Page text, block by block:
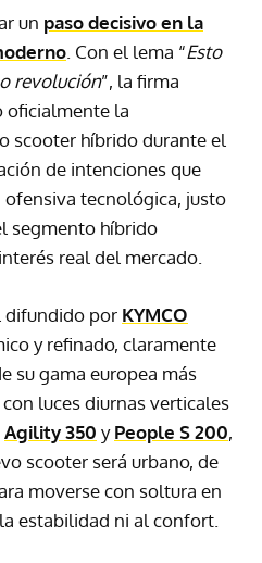
un paso decisivo en la
. Con el lema “Esto
revolución”, la firma
oficialmente la
scooter híbrido durante el
de intenciones que
ofensiva tecnológica, justo
segmento híbrido
real del mercado.
difundido por KYMCO
y refinado, claramente
su gama europea más
luces diurnas verticales
Agility 350 yPeople S 200,
scooter será urbano, de
moverse con soltura en
estabilidad ni al confort.